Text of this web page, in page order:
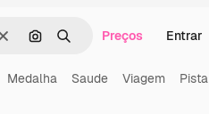
LimparPesquisar por imagem
BuscarPreços Entrar
Medalha Saude Viagem Pista